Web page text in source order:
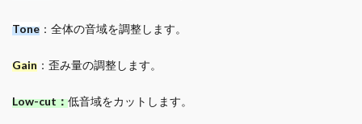
Tone ：全体の音域を調整します。
Gain ：歪み量の調整します。
Low-cut：低音域をカットします。